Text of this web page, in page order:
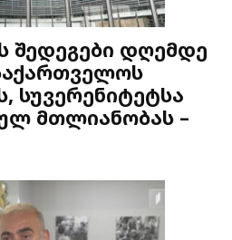
შედეგები დღემდე
სუვერენიტეტსა
მთლიანობას –